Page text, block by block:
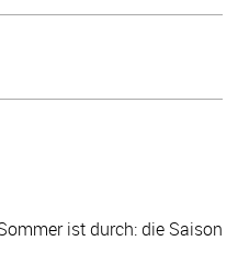
ist durch: die Saison